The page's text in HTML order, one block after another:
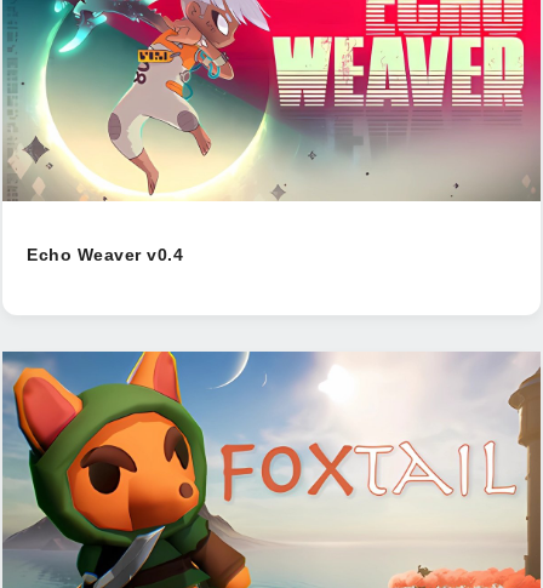
Echo Weaver v0.4